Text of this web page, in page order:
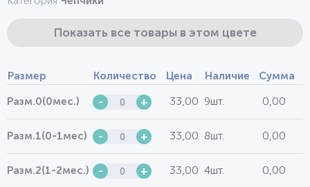
Показать все товары в этом цвете
Размер Количество Цена Наличие Сумма
Разм.0(0мес.) - + 33,00 9шт. 0,00
Разм.1(0-1мес) - + 33,00 8шт. 0,00
Разм.2(1-2мес.) - + 33,00 4шт. 0,00